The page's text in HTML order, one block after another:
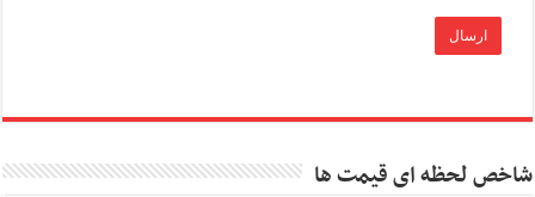
شاخص لحظه ای قیمت ها